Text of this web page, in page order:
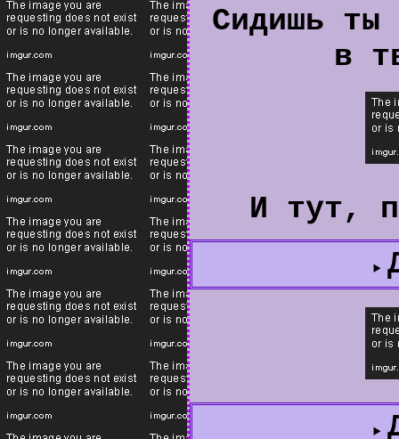
Сидишь
в
И тут,